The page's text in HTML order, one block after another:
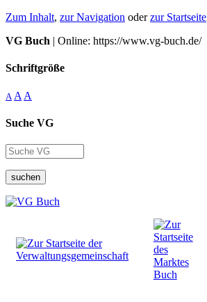
Zum Inhalt, zur Navigation oderzur Startseite
VG Buch | Online: https://www.vg-buch.de/
Schriftgröße
A A A
Suche VG
suchen